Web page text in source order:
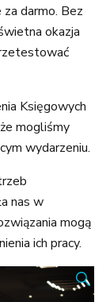
za darmo. Bez
okazja
Księgowych
mogliśmy
wydarzeniu.
nas w
mogą
ich pracy.